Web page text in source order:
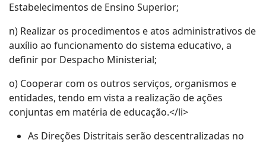
Estabelecimentos de Ensino Superior;
n) Realizar os procedimentos e atos administrativos de
auxílio ao funcionamento do sistema educativo, a
definir por Despacho Ministerial;
o) Cooperar com os outros serviços, organismos e
entidades, tendo em vista a realização de ações
conjuntas em matéria de educação.</li>
As Direções Distritais serão descentralizadas no